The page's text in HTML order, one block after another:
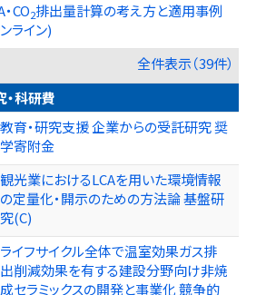
CO2排出量計算の考え方と適用事例
ライン)
全件表示（39件）
・科研費
教育・研究支援 企業からの受託研究 奨
学寄附金
観光業におけるLCAを用いた環境情報
の定量化・開示のための方法論 基盤研
究(C)
ライフサイクル全体で温室効果ガス排
出削減効果を有する建設分野向け非焼
成セラミックスの開発と事業化 競争的